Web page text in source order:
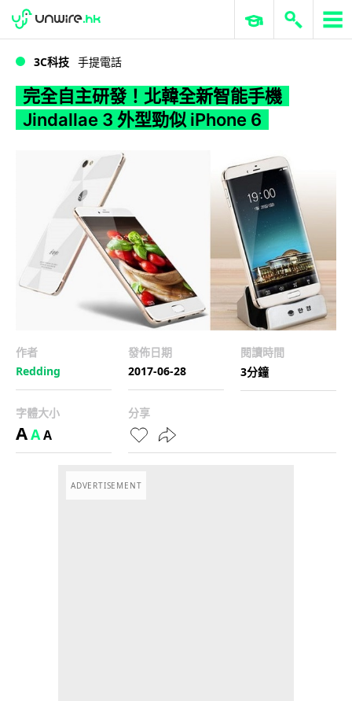
WWDC 2026 ERP 與商業 AI
3C科技 手提電話
完全自主研發！北韓全新智能手機
Jindallae 3 外型勁似 iPhone 6
作者
Redding
發佈日期
2017-06-28
閱讀時間
3分鐘
字體大小
AAA
分享
ADVERTISEMENT